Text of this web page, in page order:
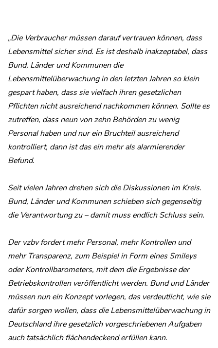
„Die Verbraucher müssen darauf vertrauen können, dass
Lebensmittel sicher sind. Es ist deshalb inakzeptabel, dass
Bund, Länder und Kommunen die
Lebensmittelüberwachung in den letzten Jahren so klein
gespart haben, dass sie vielfach ihren gesetzlichen
Pflichten nicht ausreichend nachkommen können. Sollte es
zutreffen, dass neun von zehn Behörden zu wenig
Personal haben und nur ein Bruchteil ausreichend
kontrolliert, dann ist das ein mehr als alarmierender
Befund.
Seit vielen Jahren drehen sich die Diskussionen im Kreis.
Bund, Länder und Kommunen schieben sich gegenseitig
die Verantwortung zu – damit muss endlich Schluss sein.
Der vzbv fordert mehr Personal, mehr Kontrollen und
mehr Transparenz, zum Beispiel in Form eines Smileys
oder Kontrollbarometers, mit dem die Ergebnisse der
Betriebskontrollen veröffentlicht werden. Bund und Länder
müssen nun ein Konzept vorlegen, das verdeutlicht, wie sie
dafür sorgen wollen, dass die Lebensmittelüberwachung in
Deutschland ihre gesetzlich vorgeschriebenen Aufgaben
auch tatsächlich flächendeckend erfüllen kann.